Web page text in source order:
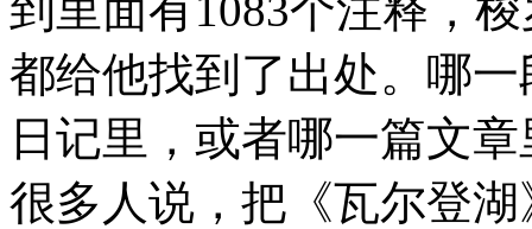
都给他找到了出处。哪
日记里，或者哪一篇文
很多人说，把《瓦尔登